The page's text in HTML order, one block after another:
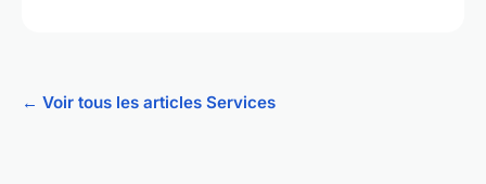
← Voir tous les articles Services